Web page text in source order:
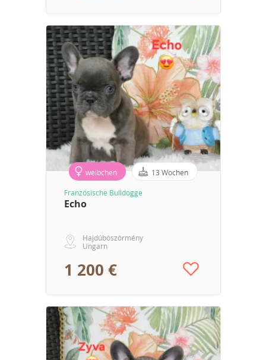
weibchen 13 Wochen
Französische Bulldogge
Echo
Hajdúböszörmény
Ungarn
1 200 €